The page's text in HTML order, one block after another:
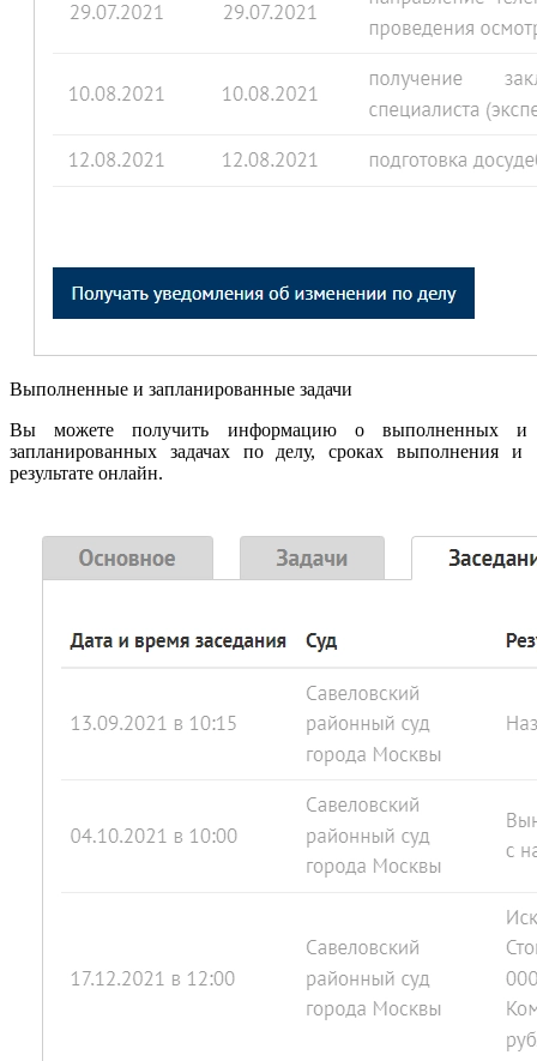
Выполненные и запланированные задачи
Вы можете получить информацию о выполненных и
запланированных задачах по делу, сроках выполнения и
результате онлайн.